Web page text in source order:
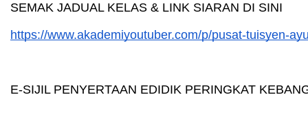
SEMAK JADUAL KELAS & LINK SIARAN DI SINI
https://www.akademiyoutuber.com/p/pusat-tuisyen-
E-SIJIL PENYERTAAN EDIDIK PERINGKAT